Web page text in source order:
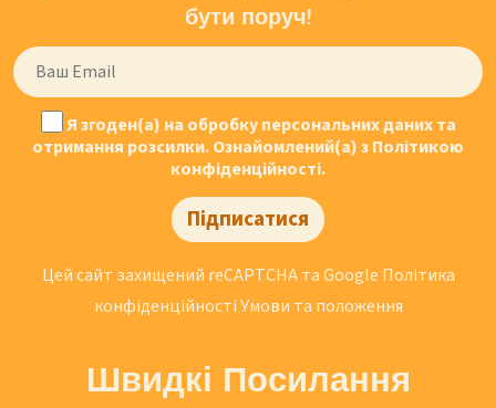
бути поруч!
Я згоден(а) на обробку персональних даних та
отримання розсилки. Ознайомлений(а) з Політикою
конфіденційності.
Підписатися
Цей сайт захищений reCAPTCHA та Google Політика
конфіденційностіУмови та положення
Швидкі Посилання